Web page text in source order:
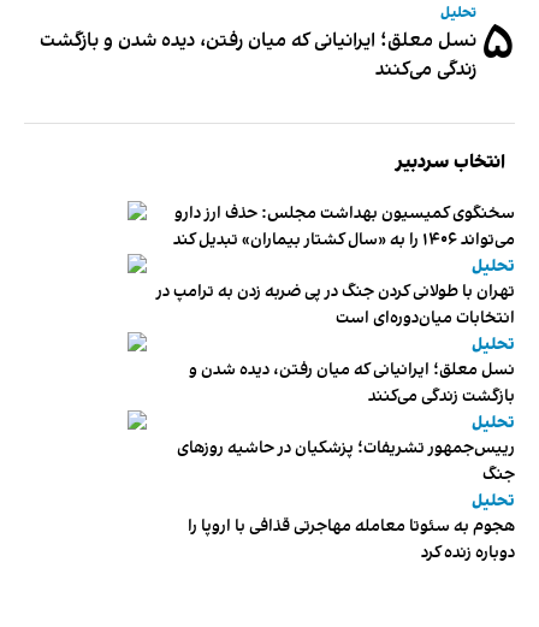
۵ تحلیل
نسل معلق؛ ایرانیانی که میان رفتن، دیده شدن و بازگشت
زندگی می‌کنند
انتخاب سردبیر
سخنگوی کمیسیون بهداشت مجلس: حذف ارز دارو
می‌تواند ۱۴۰۶ را به «سال کشتار بیماران» تبدیل کند
تحلیل
تهران با طولانی کردن جنگ در پی ضربه زدن به ترامپ در
انتخابات میان‌دوره‌ای است
تحلیل
نسل معلق؛ ایرانیانی که میان رفتن، دیده شدن و
بازگشت زندگی می‌کنند
تحلیل
رییس‌جمهور تشریفات؛ پزشکیان در حاشیه روزهای
جنگ
تحلیل
هجوم به سئوتا معامله مهاجرتی قذافی با اروپا را
دوباره زنده کرد